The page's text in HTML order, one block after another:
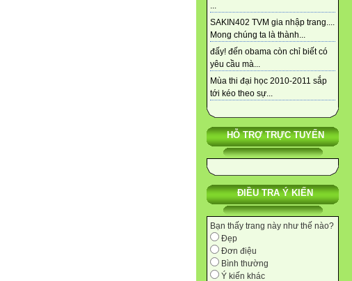
...
SAKIN402 TVM gia nhập trang....
Mong chúng ta là thành...
đấy! đến obama còn chỉ biết có
yêu cầu mà...
Mùa thi đại học 2010-2011 sắp
tới kéo theo sự...
HỖ TRỢ TRỰC TUYẾN
ĐIỀU TRA Ý KIẾN
Bạn thấy trang này như thế nào?
Đẹp
Đơn điệu
Bình thường
Ý kiến khác